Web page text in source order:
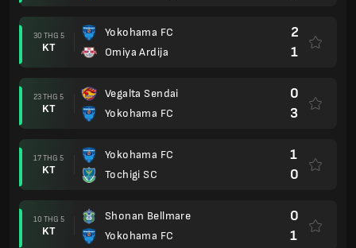
30 THG 5
KT
Yokohama FC
Omiya Ardija
2
1
23 THG 5
KT
Vegalta Sendai
Yokohama FC
0
3
17 THG 5
KT
Yokohama FC
Tochigi SC
1
0
10 THG 5
KT
Shonan Bellmare
Yokohama FC
0
1